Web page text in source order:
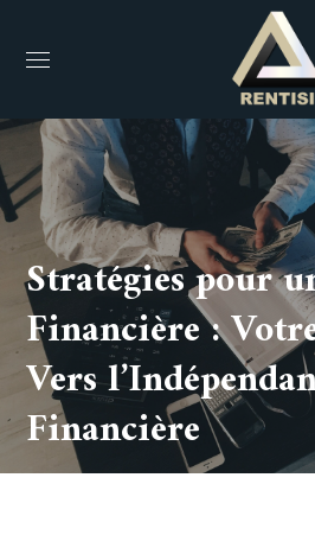
Stratégies pour
Financière :
Vers
Financière